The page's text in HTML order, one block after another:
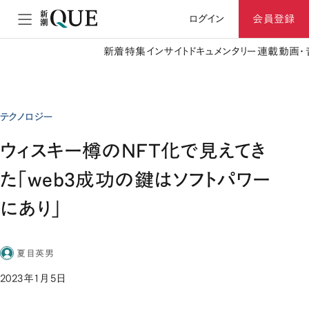
ログイン 会員登録
新着特集 インサイト ドキュメンタリー 連載動画
テクノロジー
ウィスキー樽のNFT化で見えてき
た「web3成功の鍵はソフトパワー
にあり」
夏目英男
2023年1月5日